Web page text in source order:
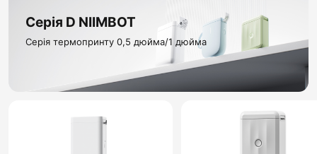
Серія D NIIMBOT
Серія термопринту 0,5 дюйма/1 дюйма